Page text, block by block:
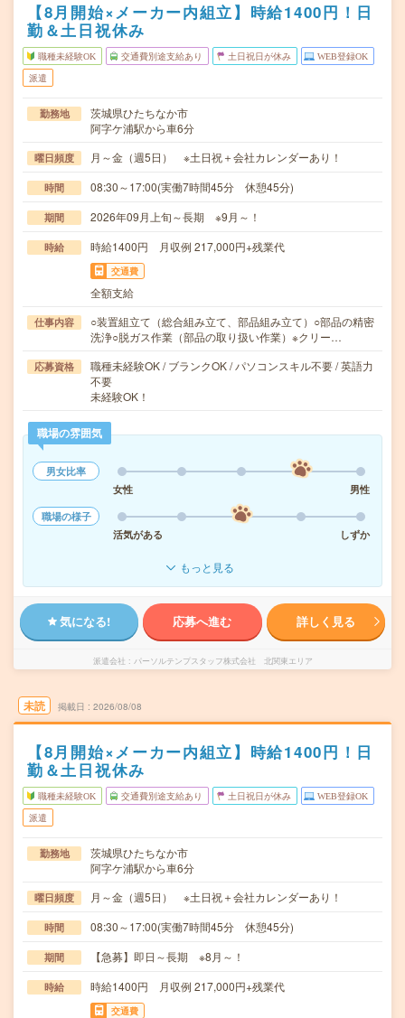
【8月開始×メーカー内組立】時給1400円！日
勤＆土日祝休み
職種未経験OK 交通費別途支給あり 土日祝日が休み WEB登録OK
派遣
勤務地
茨城県ひたちなか市
阿字ケ浦駅から車6分
曜日頻度 月～金（週5日） ※土日祝＋会社カレンダーあり！
時間 08:30～17:00(実働7時間45分 休憩45分)
期間 2026年09月上旬～長期 ※9月～！
時給 時給1400円 月収例 217,000円+残業代
交通費
全額支給
仕事内容
○装置組立て（総合組み立て、部品組み立て）○部品の精密
洗浄○脱ガス作業（部品の取り扱い作業）※クリー…
応募資格
職種未経験OK / ブランクOK / パソコンスキル不要 / 英語力
不要
未経験OK！
職場の雰囲気
男女比率
女性
男性
職場の様子
活気がある
しずか
もっと見る
気になる! 応募へ進む 詳しく見る
派遣会社 パーソルテンプスタッフ株式会社 北関東エリア
未読 掲載日 2026/08/08
【8月開始×メーカー内組立】時給1400円！日
勤＆土日祝休み
職種未経験OK 交通費別途支給あり 土日祝日が休み WEB登録OK
派遣
勤務地
茨城県ひたちなか市
阿字ケ浦駅から車6分
曜日頻度 月～金（週5日） ※土日祝＋会社カレンダーあり！
時間 08:30～17:00(実働7時間45分 休憩45分)
期間 【急募】即日～長期 ※8月～！
時給 時給1400円 月収例 217,000円+残業代
交通費